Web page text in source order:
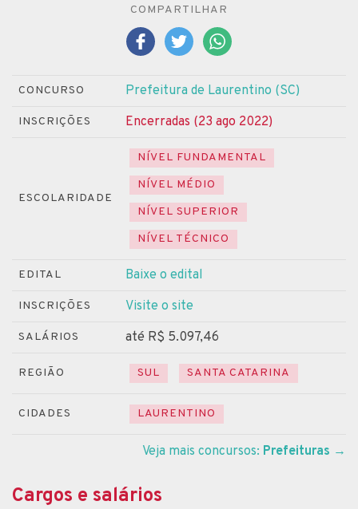
COMPARTILHAR
CONCURSO Prefeitura de Laurentino (SC)
INSCRIÇÕES Encerradas (23 ago 2022)
ESCOLARIDADE
NÍVEL FUNDAMENTAL
NÍVEL MÉDIO
NÍVEL SUPERIOR
NÍVEL TÉCNICO
EDITAL Baixe o edital
INSCRIÇÕES Visite o site
SALÁRIOS até R$ 5.097,46
REGIÃO SUL SANTA CATARINA
CIDADES LAURENTINO
Veja mais concursos: Prefeituras →
Cargos e salários